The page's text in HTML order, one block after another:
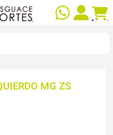
MG ZS